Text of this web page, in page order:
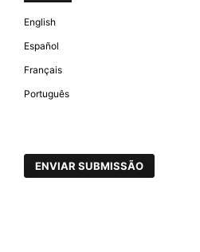
English
Español
Français
Português
ENVIAR SUBMISSÃO